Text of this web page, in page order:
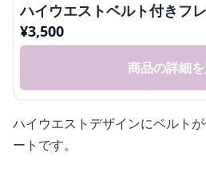
ハイウエストベルト付きフ
¥3,500
商品の詳細
ハイウエストデザインにベルト
ートです。